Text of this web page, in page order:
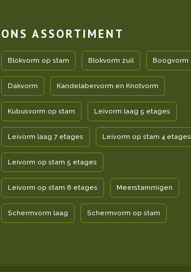
ONS ASSORTIMENT
Blokvorm op stam Blokvorm zuil Boogvorm
Dakvorm Kandelabervorm en Knotvorm
Kubusvorm op stam Leivorm laag 5 etages
Leivorm laag 7 etages Leivorm op stam 4 etages
Leivorm op stam 5 etages
Leivorm op stam 6 etages Meerstammigen
Schermvorm laag Schermvorm op stam